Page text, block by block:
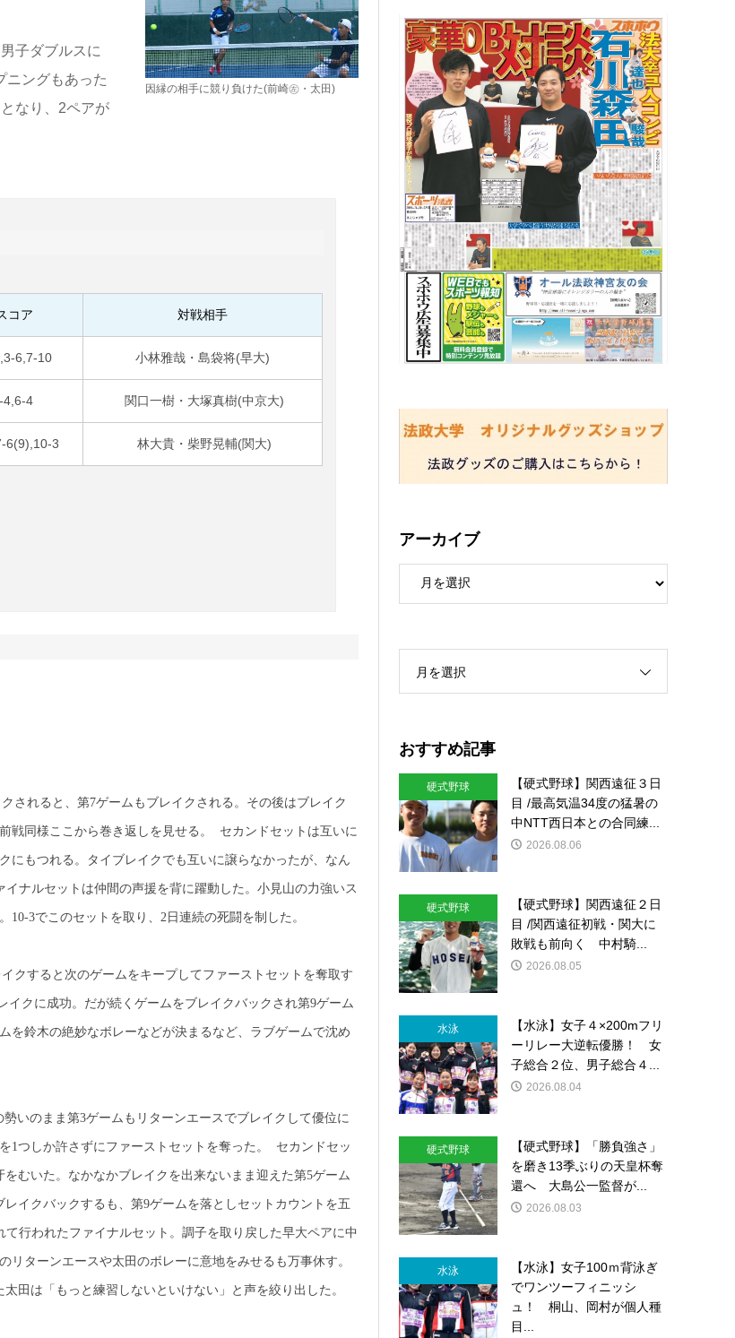
子ダブルスに
ニングもあった
なり、2ペアが
因縁の相手に競り負けた(前崎㊧・太田)
コア 対戦相手
6,7-10 小林雅哉・島袋将(早大)
4,6-4 関口一樹・大塚真樹(中京大)
6(9),10-3 林大貴・柴野晃輔(関大)
されると、第7ゲームもブレイクされる。その後はブレイク
戦同様ここから巻き返しを見せる。 セカンドセットは互いに
にもつれる。タイブレイクでも互いに譲らなかったが、なん
ナルセットは仲間の声援を背に躍動した。小見山の力強いス
10-3でこのセットを取り、2日連続の死闘を制した。
クすると次のゲームをキープしてファーストセットを奪取す
クに成功。だが続くゲームをブレイクバックされ第9ゲーム
を鈴木の絶妙なボレーなどが決まるなど、ラブゲームで沈め
いのまま第3ゲームもリターンエースでブレイクして優位に
1つしか許さずにファーストセットを奪った。 セカンドセッ
むいた。なかなかブレイクを出来ないまま迎えた第5ゲーム
イクバックするも、第9ゲームを落としセットカウントを五
行われたファイナルセット。調子を取り戻した早大ペアに中
ターンエースや太田のボレーに意地をみせるも万事休す。
太田は「もっと練習しないといけない」と声を絞り出した。
アーカイブ
月を選択
おすすめ記事
硬式野球
【硬式野球】関西遠征３日
目 /最高気温34度の猛暑の
中NTT西日本との合同練...
2026.08.06
硬式野球
【硬式野球】関西遠征２日
目 /関西遠征初戦・関大に
敗戦も前向く 中村騎...
2026.08.05
水泳
【水泳】女子４×200mフリ
ーリレー大逆転優勝！ 女
子総合２位、男子総合４...
2026.08.04
硬式野球
【硬式野球】「勝負強さ」
を磨き13季ぶりの天皇杯奪
還へ 大島公一監督が...
2026.08.03
水泳
【水泳】女子100ｍ背泳ぎ
でワンツーフィニッシ
ュ！ 桐山、岡村が個人種
目...